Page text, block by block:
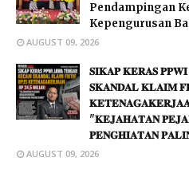
Pendampingan
Kepengurusan
AUGUST 09, 2026
𝐒𝐈𝐊𝐀𝐏 𝐊𝐄𝐑𝐀𝐒
𝐒𝐊𝐀𝐍𝐃𝐀𝐋 𝐊𝐋𝐀𝐈𝐌
"𝐊𝐄𝐉𝐀𝐇𝐀𝐓𝐀𝐍
𝐏𝐄𝐍𝐆𝐇𝐈𝐀𝐓𝐀𝐍
AUGUST 09, 2026